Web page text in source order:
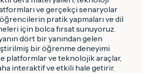
ve gerçekçi senaryolar
öğrencilerin pratik yapmaları ve dil
için bolca fırsat sunuyoruz.
dört bir yanından gelen
bir öğrenme deneyimi
platformlar ve teknolojik araçlar,
interaktif ve etkili hale getirir.